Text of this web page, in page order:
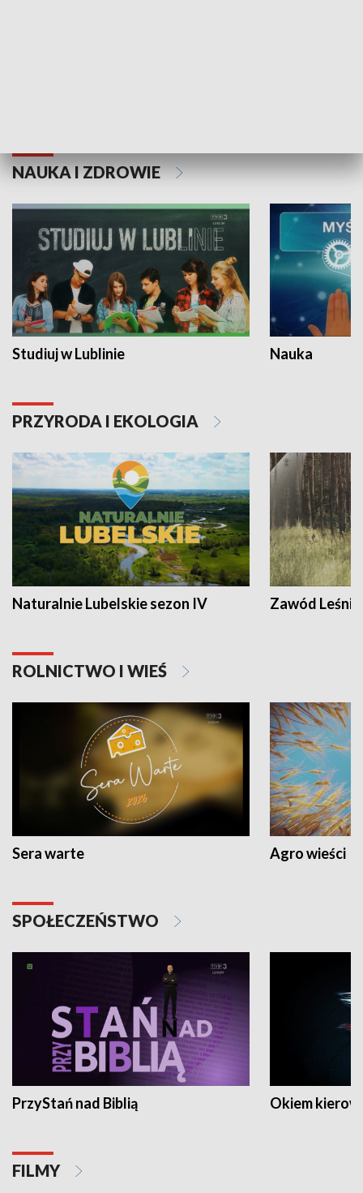
NAUKA I ZDROWIE
Studiuj w Lublinie Nauka
PRZYRODA I EKOLOGIA
Naturalnie Lubelskie sezon IV Zawód Leśnik
ROLNICTWO I WIEŚ
Sera warte Agro wieści
SPOŁECZEŃSTWO
PrzyStań nad Biblią Okiem
FILMY